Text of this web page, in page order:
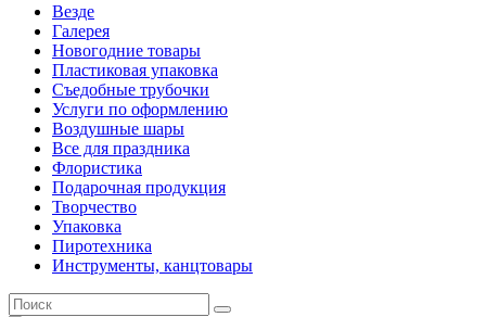
Везде
Галерея
Новогодние товары
Пластиковая упаковка
Съедобные трубочки
Услуги по оформлению
Воздушные шары
Все для праздника
Флористика
Подарочная продукция
Творчество
Упаковка
Пиротехника
Инструменты, канцтовары